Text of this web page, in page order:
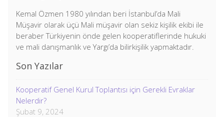
Kemal Özmen 1980 yılından beri İstanbul’da Mali
Müşavir olarak üçü Mali müşavir olan sekiz kişilik ekibi ile
beraber Türkiyenin önde gelen kooperatiflerinde hukuki
ve mali danışmanlık ve Yargı’da bilirkişilik yapmaktadır.
Son Yazılar
Kooperatif Genel Kurul Toplantısı için Gerekli Evraklar
Nelerdir?
Şubat 9, 2024